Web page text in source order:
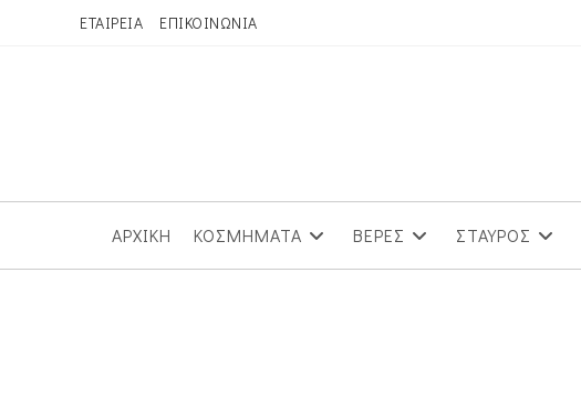
ΕΤΑΙΡΕΙΑ ΕΠΙΚΟΙΝΩΝΙΑ
ΑΡΧΙΚΗ ΚΟΣΜΗΜΑΤΑ ΒΕΡΕΣ ΣΤΑΥΡΟΣ